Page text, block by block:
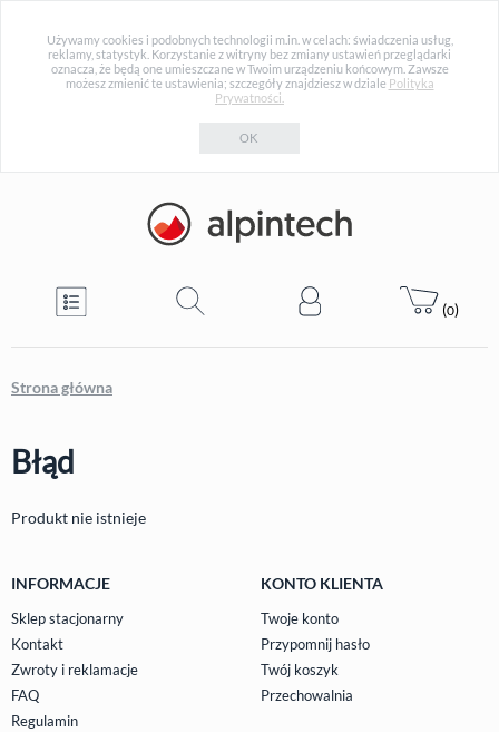
Używamy cookies i podobnych technologii m.in. w celach: świadczenia usług,
reklamy, statystyk. Korzystanie z witryny bez zmiany ustawień przeglądarki
oznacza, że będą one umieszczane w Twoim urządzeniu końcowym. Zawsze
możesz zmienić te ustawienia; szczegóły znajdziesz w dziale Polityka
Prywatności.
OK
(0)
Strona główna
Błąd
Produkt nie istnieje
INFORMACJE
Sklep stacjonarny
Kontakt
Zwroty i reklamacje
FAQ
Regulamin
KONTO KLIENTA
Twoje konto
Przypomnij hasło
Twój koszyk
Przechowalnia